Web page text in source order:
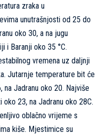
zraka u
unutrašnjosti od 25 do
oko 30, a na jugu
i Baranji oko 35 °C.
vremena uz daljnji
Jutarnje temperature bit će
na Jadranu oko 20. Najviše
oko 23, na Jadranu oko 28C.
oblačno vrijeme s
kiše. Mjestimice su